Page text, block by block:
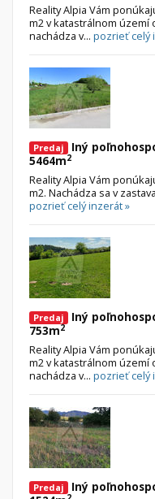
Reality Alpia Vám
m2 v katastrálnom území
nachádza v... pozrieť celý
Predaj
Iný
5464m2
Reality Alpia Vám
m2. Nachádza sa v
pozrieť celý inzerát »
Predaj
Iný
753m2
Reality Alpia Vám
m2 v katastrálnom území
nachádza v... pozrieť celý
Predaj
Iný